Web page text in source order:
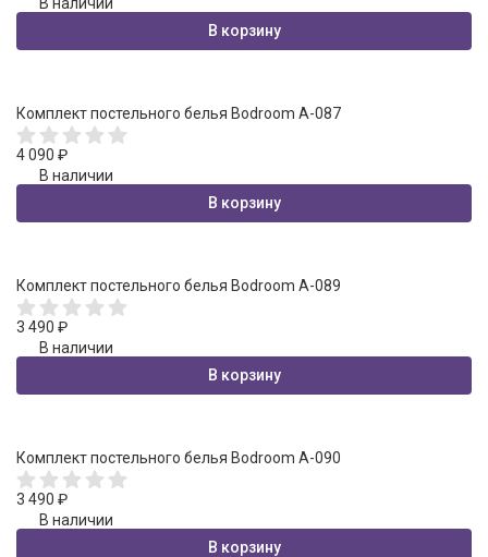
В корзину
Комплект постельного белья Bodroom A-087
4 090 ₽
В наличии
В корзину
Комплект постельного белья Bodroom A-089
3 490 ₽
В наличии
В корзину
Комплект постельного белья Bodroom A-090
3 490 ₽
В наличии
В корзину